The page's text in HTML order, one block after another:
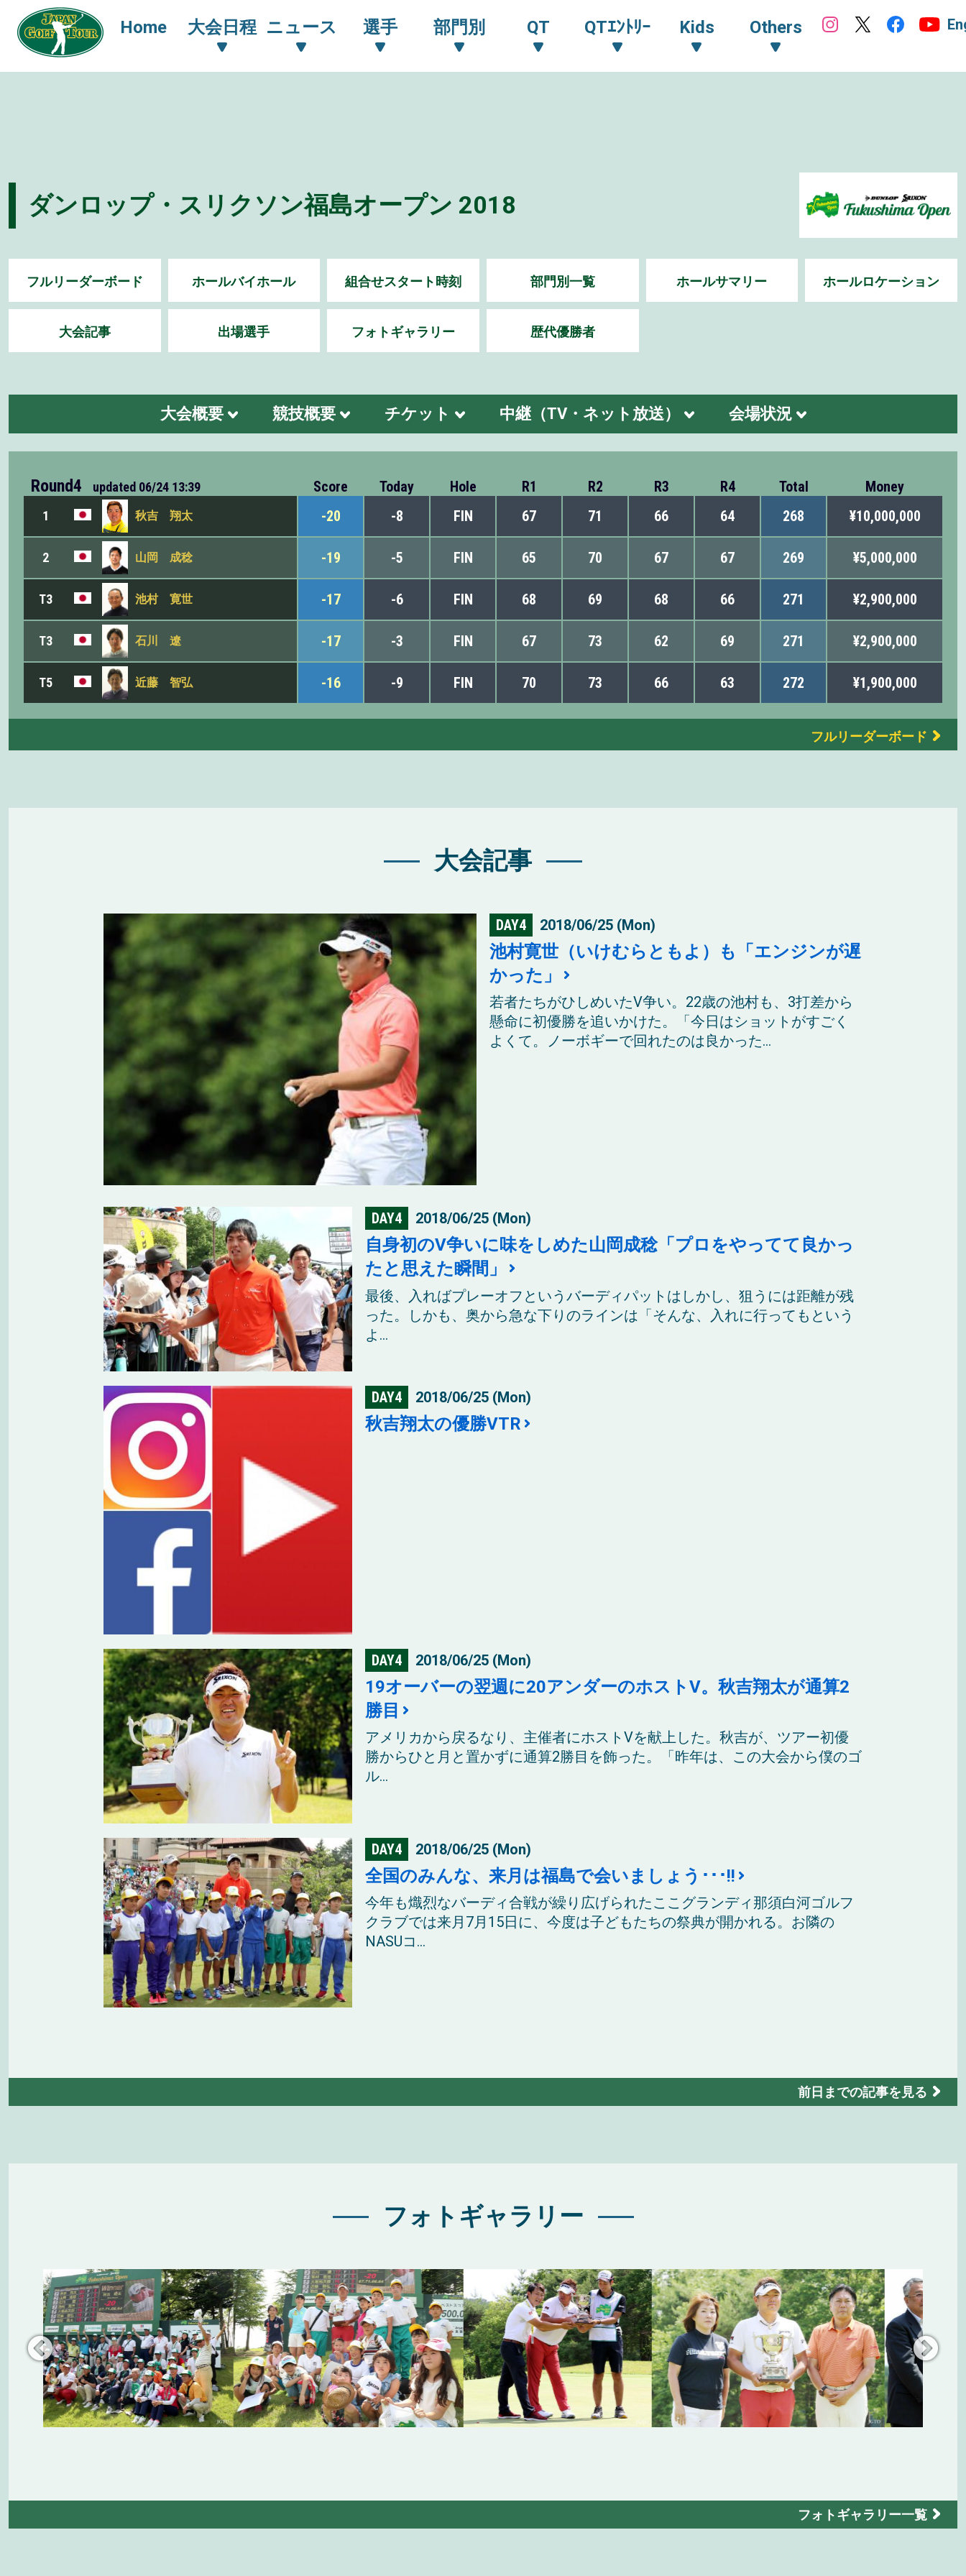
Home 大会日程 ニュース 選手 部門別 QT QTｴﾝﾄﾘｰ Kids Others
ダンロップ・スリクソン福島オープン 2018
フルリーダーボード ホールバイホール 組合せスタート時刻 部門別一覧 ホールサマリー ホールロケーション
大会記事 出場選手 フォトギャラリー 歴代優勝者
大会概要 競技概要 チケット 中継（TV・ネット放送） 会場状況
Round4 updated 06/24 13:39 Score Today Hole R1 R2 R3 R4 Total Money
1 秋吉 翔太 -20 -8 FIN 67 71 66 64 268 ¥10,000,000
2 山岡 成稔 -19 -5 FIN 65 70 67 67 269 ¥5,000,000
T3 池村 寛世 -17 -6 FIN 68 69 68 66 271 ¥2,900,000
T3 石川 遼 -17 -3 FIN 67 73 62 69 271 ¥2,900,000
T5 近藤 智弘 -16 -9 FIN 70 73 66 63 272 ¥1,900,000
フルリーダーボード
大会記事
DAY4 2018/06/25 (Mon)
池村寛世（いけむらともよ）も「エンジンが遅
かった」
若者たちがひしめいたV争い。22歳の池村も、3打差から
懸命に初優勝を追いかけた。「今日はショットがすごく
よくて。ノーボギーで回れたのは良かった...
DAY4 2018/06/25 (Mon)
自身初のV争いに味をしめた山岡成稔「プロをやってて良かっ
たと思えた瞬間」
最後、入ればプレーオフというバーディパットはしかし、狙うには距離が残
った。しかも、奥から急な下りのラインは「そんな、入れに行ってもという
よ...
DAY4 2018/06/25 (Mon)
秋吉翔太の優勝VTR
DAY4 2018/06/25 (Mon)
19オーバーの翌週に20アンダーのホストV。秋吉翔太が通算2
勝目
アメリカから戻るなり、主催者にホストVを献上した。秋吉が、ツアー初優
勝からひと月と置かずに通算2勝目を飾った。「昨年は、この大会から僕のゴ
ル...
DAY4 2018/06/25 (Mon)
全国のみんな、来月は福島で会いましょう･･･!!
今年も熾烈なバーディ合戦が繰り広げられたここグランディ那須白河ゴルフ
クラブでは来月7月15日に、今度は子どもたちの祭典が開かれる。お隣の
NASUコ...
前日までの記事を見る
フォトギャラリー
フォトギャラリー一覧